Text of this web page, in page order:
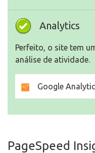
Analytics
Perfeito, o site tem
análise de atividade.
Google
PageSpeed